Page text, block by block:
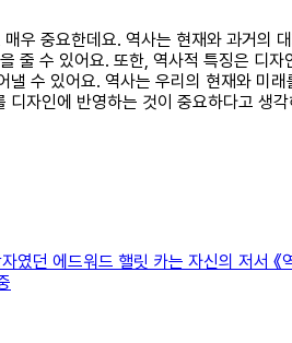
우 중요한데요. 역사는 현재와 과거
줄 수 있어요. 또한, 역사적 특징은 디
수 있어요. 역사는 우리의 현재와 미
자인에 반영하는 것이 중요하다고 생각
던 에드워드 핼릿 카는 자신의 저서